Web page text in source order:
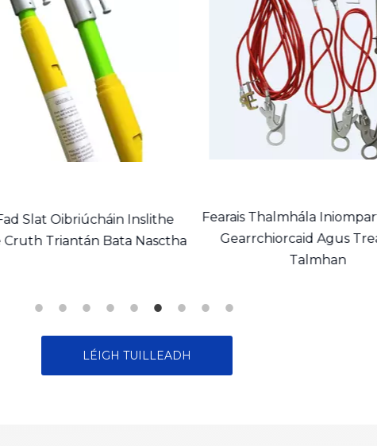
Inslithe
Bata Nasctha
Fearais Thalmhála Iniompartha Agus
Gearrchiorcaid Agus Trealamh
LÉIGH TUILLEADH